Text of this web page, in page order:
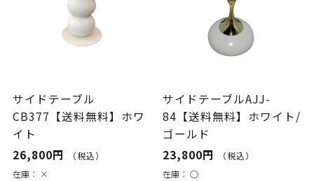
サイドテーブル
CB377【送料無料】ホワ
イト
26,800円
（税込）
在庫： ×
サイドテーブルAJJ-
84【送料無料】ホワイト/
ゴールド
23,800円
（税込）
在庫：○